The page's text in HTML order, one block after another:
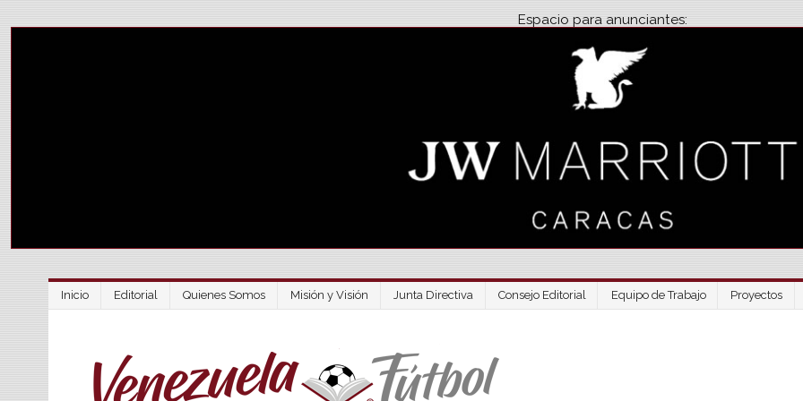
Espacio para anunciantes:
Inicio Editorial Quienes Somos Misión y Visión Junta Directiva Consejo Editorial Equipo de Trabajo Proyectos